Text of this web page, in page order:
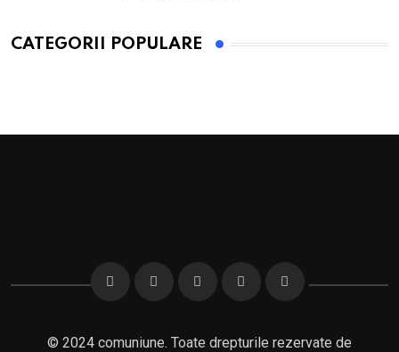
CATEGORII POPULARE
© 2024 comuniune. Toate drepturile rezervate de